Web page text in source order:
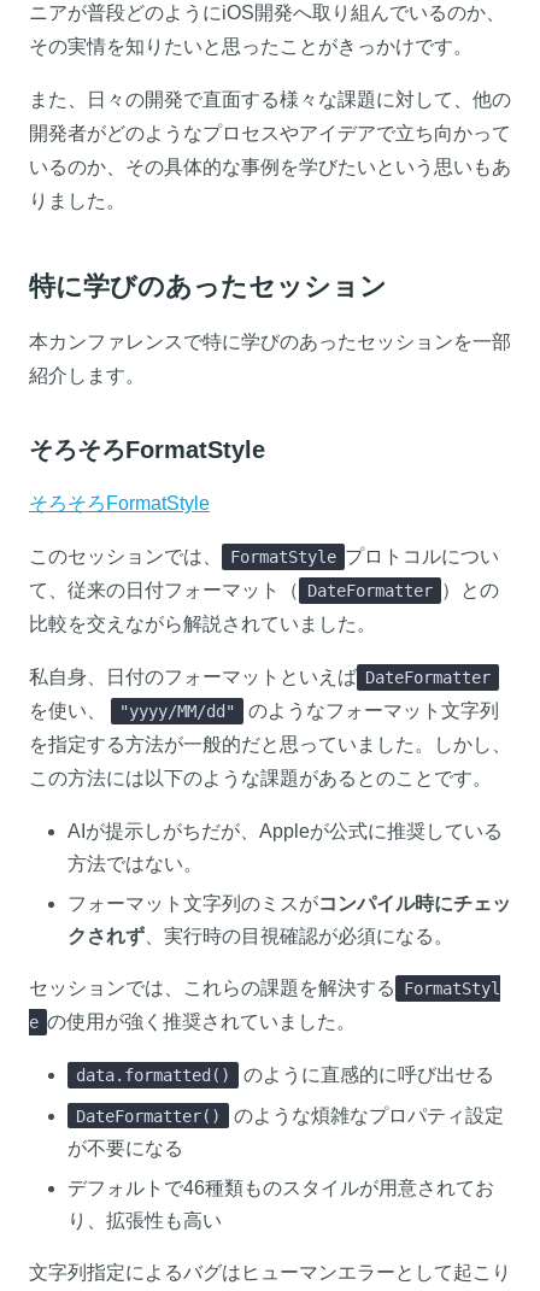
ニアが普段どのようにiOS開発へ取り組んでいるのか、
その実情を知りたいと思ったことがきっかけです。
また、日々の開発で直面する様々な課題に対して、他の
開発者がどのようなプロセスやアイデアで立ち向かって
いるのか、その具体的な事例を学びたいという思いもあ
りました。
特に学びのあったセッション
本カンファレンスで特に学びのあったセッションを一部
紹介します。
そろそろFormatStyle
そろそろFormatStyle
このセッションでは、 FormatStyle プロトコルについ
て、従来の日付フォーマット（
DateFormatter ）との
比較を交えながら解説されていました。
私自身、日付のフォーマットといえば DateFormatter
を使い、 "yyyy/MM/dd"
のようなフォーマット文字列
を指定する方法が一般的だと思っていました。しかし、
この方法には以下のような課題があるとのことです。
AIが提示しがちだが、Appleが公式に推奨している
方法ではない。
フォーマット文字列のミスがコンパイル時にチェッ
クされず 、実行時の目視確認が必須になる。
セッションでは、これらの課題を解決する
FormatStyl
e の使用が強く推奨されていました。
data.formatted() のように直感的に呼び出せる
DateFormatter()
のような煩雑なプロパティ設定
が不要になる
デフォルトで46種類ものスタイルが用意されてお
り、拡張性も高い
文字列指定によるバグはヒューマンエラーとして起こり